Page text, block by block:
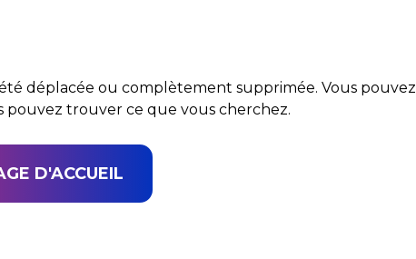
déplacée ou complètement supprimée. Vous pouvez
pouvez trouver ce que vous cherchez.
D'ACCUEIL